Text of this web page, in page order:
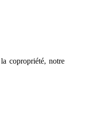
copropriété, notre